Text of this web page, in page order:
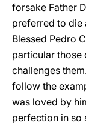
forsake Father
preferred to die
Blessed Pedro
particular those
challenges
follow the
was loved by
perfection in so